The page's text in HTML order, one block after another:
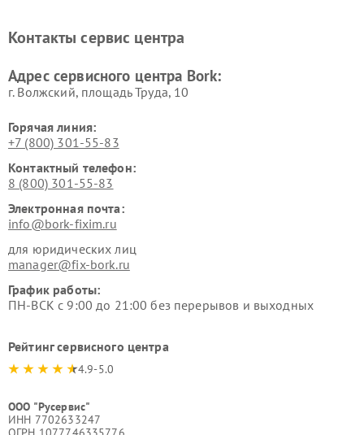
воздуха Bork
Bork
Bork
Контакты сервис центра
Адрес сервисного центра Bork:
г. Волжский, площадь Труда, 10
Горячая линия:
+7 (800) 301-55-83
Контактный телефон:
8 (800) 301-55-83
Электронная почта:
info@bork-fixim.ru
для юридических лиц
manager@fix-bork.ru
График работы:
ПН-ВСК с 9:00 до 21:00 без перерывов и выходных
Рейтинг сервисного центра
4.9-5.0
ООО "Русервис"
ИНН 7702633247